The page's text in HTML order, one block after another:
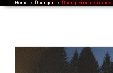
Home / Übungen / Übung: Errichten